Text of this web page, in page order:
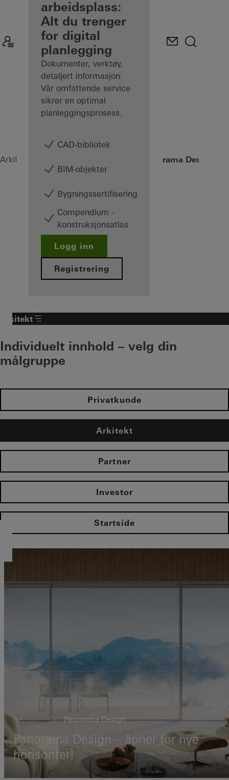
som registrert
arkitekt
Oppdag Min
arbeidsplass
arbeidsplass:
Alt du trenger
for digital
planlegging
Dokumenter, verktøy,
detaljert informasjon:
Vår omfattende service
sikrer en optimal
planleggingsprosess.
CAD-bibliotek
BIM-objekter
Bygningssertifisering
Compendium -
konstruksjonsatlas
Logg inn
Registrering
Arkitekt Panorama Design
Arkitekt
Individuelt innhold – velg din
målgruppe
Privatkunde
Arkitekt
Partner
Investor
Startside
Panorama Design
Panorama Design – åpner for nye
horisonter!